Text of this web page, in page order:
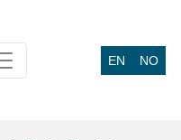
EN NO